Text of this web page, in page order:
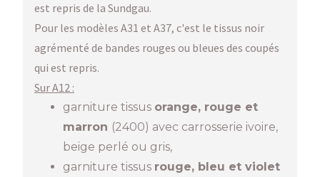
est repris de la Sundgau.
Pour les modèles A31 et A37, c'est le tissus noir
agrémenté de bandes rouges ou bleues des coupés
qui est repris.
Sur A12 :
garniture tissus orange, rouge et
marron (2400) avec carrosserie ivoire,
beige perlé ou gris,
garniture tissus rouge, bleu et violet